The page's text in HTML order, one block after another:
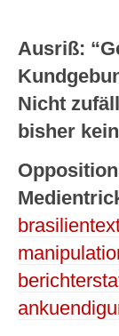
Ausriß:
Nicht
bisher